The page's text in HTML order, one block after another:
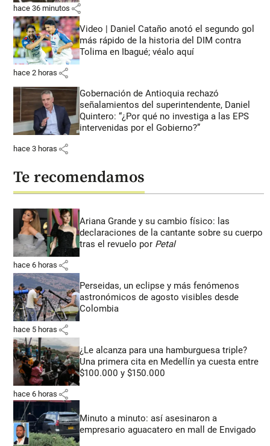
hace 36 minutos share
Video | Daniel Cataño anotó el segundo gol
más rápido de la historia del DIM contra
Tolima en Ibagué; véalo aquí
hace 2 horas share
Gobernación de Antioquia rechazó
señalamientos del superintendente, Daniel
Quintero: “¿Por qué no investiga a las EPS
intervenidas por el Gobierno?”
hace 3 horas share
Te recomendamos
Ariana Grande y su cambio físico: las
declaraciones de la cantante sobre su cuerpo
tras el revuelo por Petal
hace 6 horas share
Perseidas, un eclipse y más fenómenos
astronómicos de agosto visibles desde
Colombia
hace 5 horas share
¿Le alcanza para una hamburguesa triple?
Una primera cita en Medellín ya cuesta entre
$100.000 y $150.000
hace 6 horas share
Minuto a minuto: así asesinaron a
empresario aguacatero en mall de Envigado